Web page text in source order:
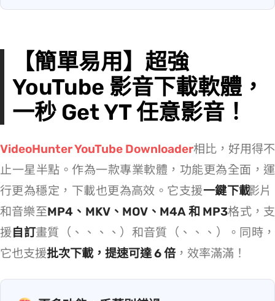
【簡單易用】超強
YouTube 影音下載軟體，
一秒 Get YT 任意影音！
VideoHunter YouTube Downloader相比 youtube-dl，好用得不
止一星半點。作為一款專業軟體，功能更為全面，運
行更為穩定，下載也更為高效。它支援一鍵下載YouTube 影片
和音樂至MP4、MKV、MOV、M4A 和 MP3格式，支
援自訂畫質（8K、4K、2K、1080p、720p）和音質（320kbps、256kbps、196kbps、128kbps）。同時，
它也支援批次下載，提速可達 6 倍，效率滿滿！